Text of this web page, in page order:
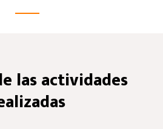
las actividades